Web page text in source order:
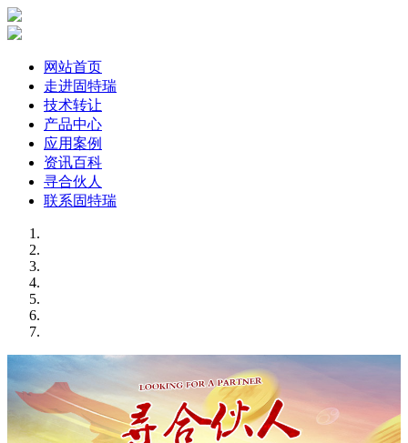
网站首页
走进固特瑞
技术转让
产品中心
应用案例
资讯百科
寻合伙人
联系固特瑞